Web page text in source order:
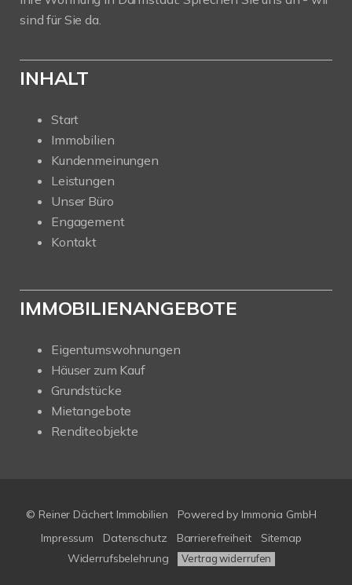
sind für Sie da.
INHALT
Start
Immobilien
Kundenmeinungen
Leistungen
Unser Büro
Engagement
Kontakt
IMMOBILIENANGEBOTE
Eigentumswohnungen
Häuser zum Kauf
Grundstücke
Mietangebote
Renditeobjekte
© Reiner Dächert Immobilien Powered by Immonia GmbH
Impressum
Datenschutz Barrierefreiheit
Sitemap
Widerrufsbelehrung
Vertrag widerrufen